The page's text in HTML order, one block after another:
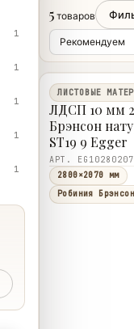
1
1
1
1
1
5 товаров
ЛИСТОВЫЕ
ЛДСП 10 мм
Брэнсон
ST19 9 Egger
АРТ.
2800×2070 мм
Робиния